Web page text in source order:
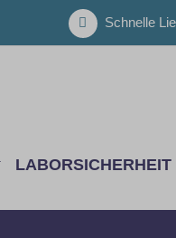
Schnelle
LABORSICHERHEIT